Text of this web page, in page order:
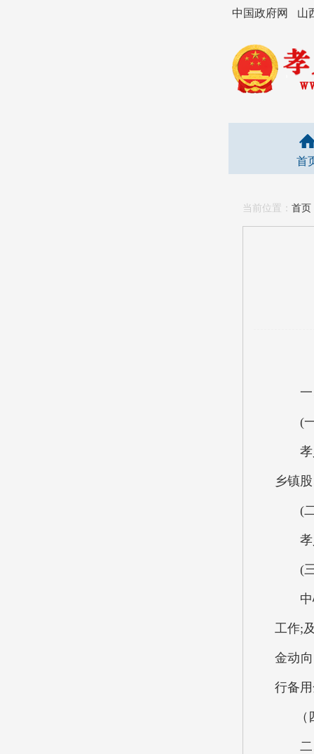
中国政府网 山
首
当前位置： 首页
一
(一)
孝义
乡镇
(二)
孝义
(三)
中心
工作;
金动
行备
（四
二